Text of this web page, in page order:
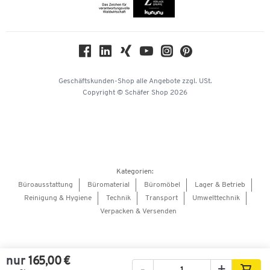
nur 165,00 €
KinderHerz Zukunftsfonds
Barrierefreiheitserklärung
Onlinebewerbung Lieferant
Geschäftskunden-Shop alle Angebote zzgl. USt.
Copyright © Schäfer Shop 2026
Kategorien:
Büroausstattung
Büromaterial Büromöbel
Lager & Betrieb
Reinigung & Hygiene
Technik Transport
Umwelttechnik
Verpacken & Versenden